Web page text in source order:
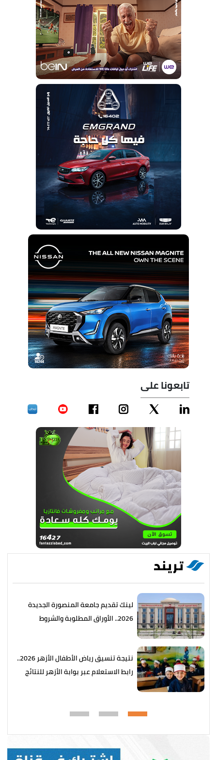
تابعونا على
تريند
لينك تقديم جامعة المنصورة الجديدة
2026.. الأوراق المطلوبة والشروط
نتيجة تنسيق رياض الأطفال الأزهر 2026..
رابط الاستعلام عبر بوابة الأزهر للنتائج